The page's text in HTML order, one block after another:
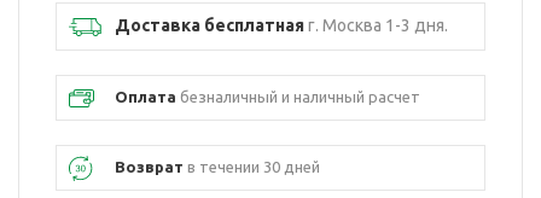
Доставка бесплатнаяг. Москва 1-3 дня.
Оплата безналичный и наличный расчет
Возврат в течении 30 дней